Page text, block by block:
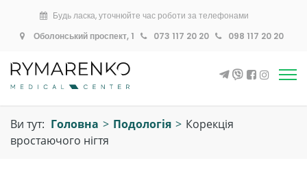
Будь ласка, уточнюйте час роботи за телефонами
Оболонський проспект, 1
073 117 20 20 098 117 20 20
Ви тут: Головна > Подологія > Корекція
вростаючого нігтя